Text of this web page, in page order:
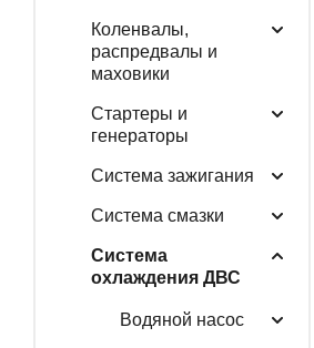
Коленвалы,
распредвалы и
маховики
Стартеры и
генераторы
Система зажигания
Система смазки
Система
охлаждения ДВС
Водяной насос